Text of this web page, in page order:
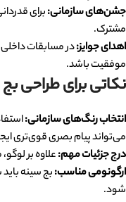
جشن‌های سازمانی:برای
مشترک.
اهدای جوایز:در مسابقات داخلی
موفقیت باشد.
نکاتی برای طراحی
انتخاب رنگ‌های سازمانی:
می‌تواند پیام بصری قوی‌تری
درج جزئیات مهم:علاوه بر
ارگونومی مناسب:بج سینه
شود.